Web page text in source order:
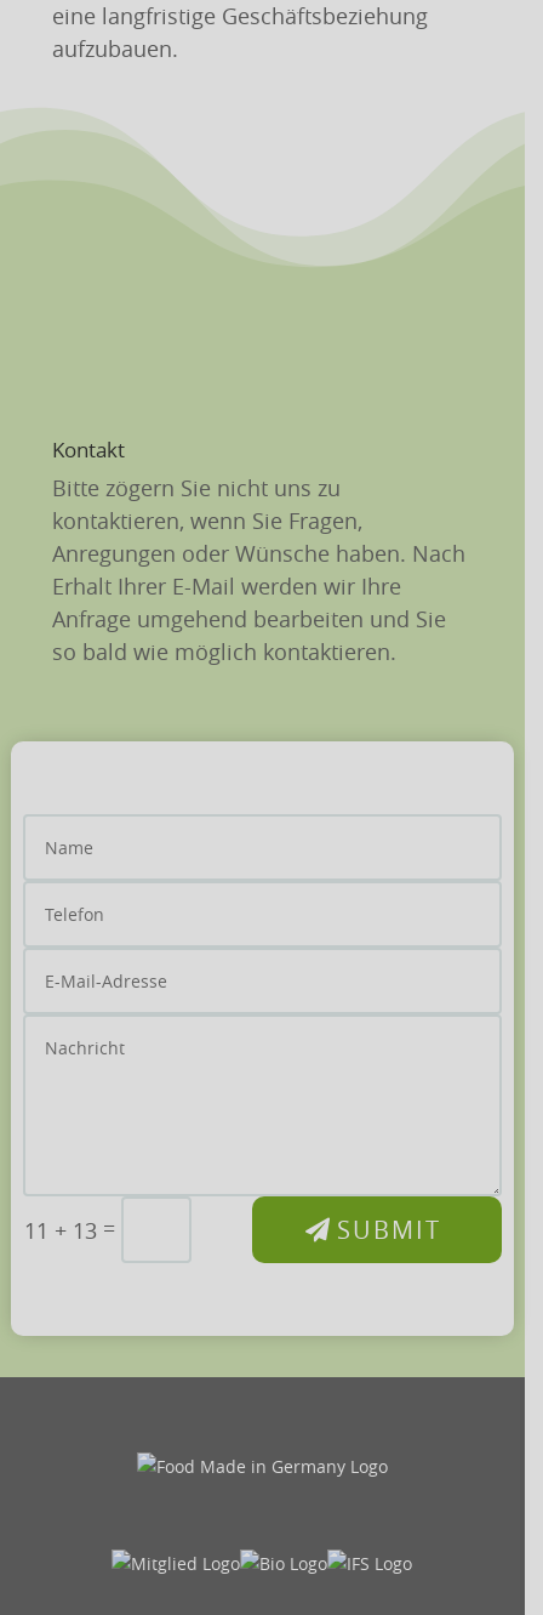
eine langfristige Geschäftsbeziehung
aufzubauen.
Kontakt
Bitte zögern Sie nicht uns zu
kontaktieren, wenn Sie Fragen,
Anregungen oder Wünsche haben. Nach
Erhalt Ihrer E-Mail werden wir Ihre
Anfrage umgehend bearbeiten und Sie
so bald wie möglich kontaktieren.
11 + 13 = SUBMIT